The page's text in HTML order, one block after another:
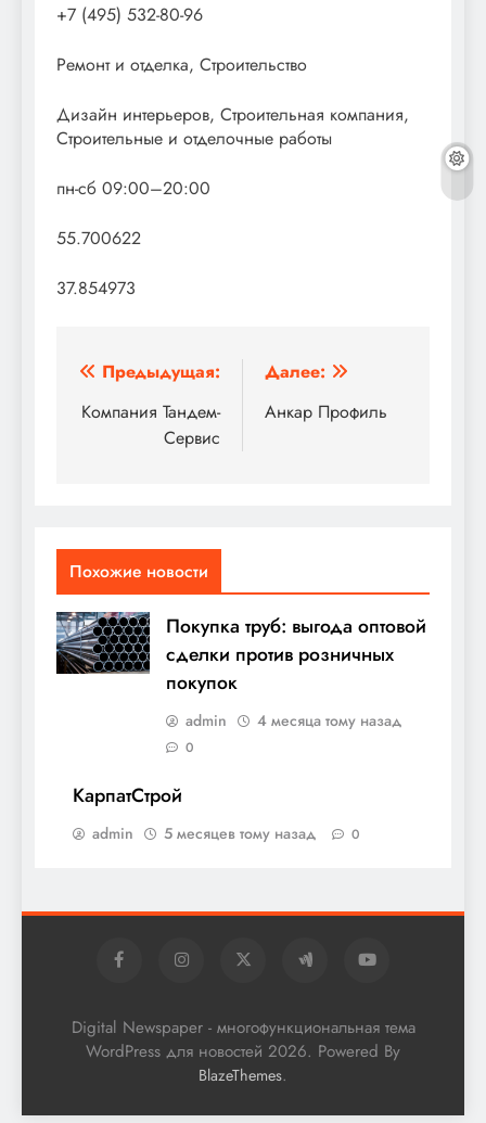
+7 (495) 532-80-96
Ремонт и отделка, Строительство
Дизайн интерьеров, Строительная компания,
Строительные и отделочные работы
пн-сб 09:00–20:00
55.700622
37.854973
Навигация
по
записям
Предыдущая:
Компания Тандем-
Сервис
Далее:
Анкар Профиль
Похожие новости
Покупка труб: выгода оптовой
сделки против розничных
покупок
admin 4 месяца тому назад
0
КарпатСтрой
admin 5 месяцев тому назад 0
Digital Newspaper - многофункциональная тема
WordPress для новостей 2026. Powered By
BlazeThemes.